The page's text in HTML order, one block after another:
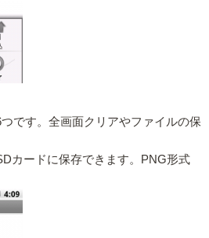
です。全画面クリアやファイルの保
カードに保存できます。PNG形式